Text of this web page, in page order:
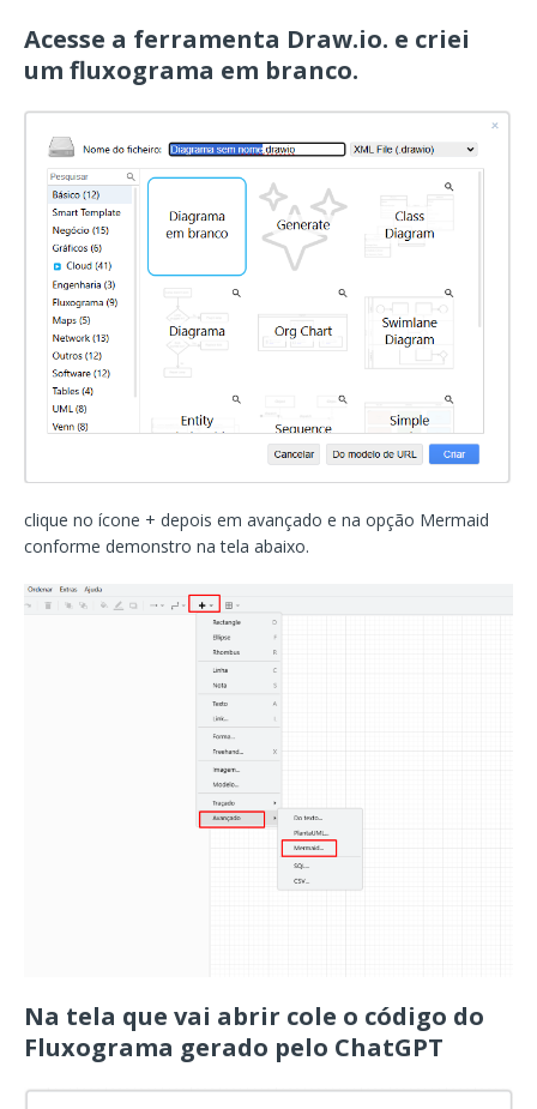
Acesse a ferramenta Draw.io. e criei
um fluxograma em branco.
clique no ícone + depois em avançado e na opção Mermaid
conforme demonstro na tela abaixo.
Na tela que vai abrir cole o código do
Fluxograma gerado pelo ChatGPT